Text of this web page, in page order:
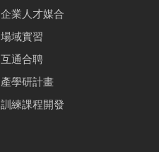
企業人才媒合
場域實習
互通合聘
產學研計畫
訓練課程開發